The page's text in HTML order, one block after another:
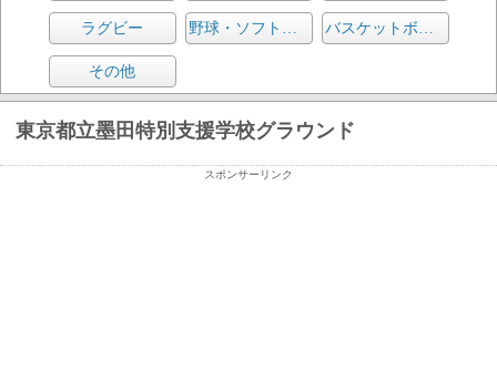
ラグビー 野球・ソフトボール バスケットボール
その他
東京都立墨田特別支援学校グラウンド
スポンサーリンク